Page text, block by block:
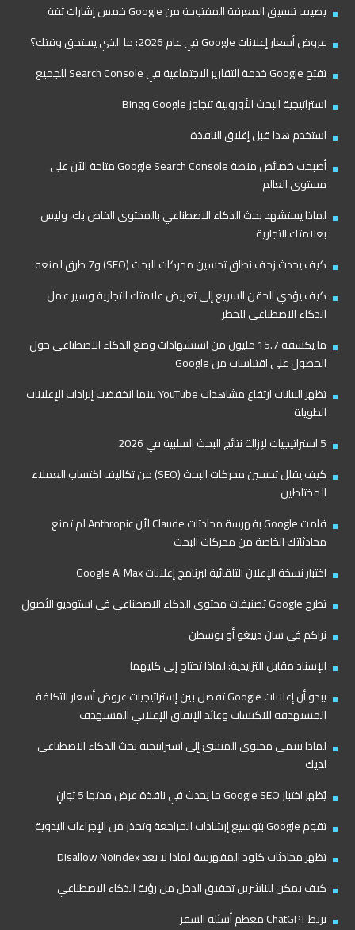
يضيف تنسيق المعرفة المفتوحة من Google خمس إشارات ثقة
عروض أسعار إعلانات Google في عام 2026: ما الذي يستحق وقتك؟
تفتح Google خدمة التقارير الاجتماعية في Search Console للجميع
استراتيجية البحث الأوروبية تتجاوز Google وBing
استخدم هذا قبل إغلاق النافذة
أصبحت خصائص منصة Google Search Console متاحة الآن على
مستوى العالم
لماذا يستشهد بحث الذكاء الاصطناعي بالمحتوى الخاص بك، وليس
بعلامتك التجارية
كيف يحدث زحف نطاق تحسين محركات البحث (SEO) و7 طرق لمنعه
كيف يؤدي الحقن السريع إلى تعريض علامتك التجارية وسير عمل
الذكاء الاصطناعي للخطر
ما يكشفه 15.7 مليون من استشهادات وضع الذكاء الاصطناعي حول
الحصول على اقتباسات من Google
تظهر البيانات ارتفاع مشاهدات YouTube بينما انخفضت إيرادات الإعلانات
الطويلة
5 استراتيجيات لإزالة نتائج البحث السلبية في 2026
كيف يقلل تحسين محركات البحث (SEO) من تكاليف اكتساب العملاء
المختلطين
قامت Google بفهرسة محادثات Claude لأن Anthropic لم تمنع
محادثاتك الخاصة من محركات البحث
اختبار نسخة الإعلان التلقائية لبرنامج إعلانات Google AI Max
تطرح Google تصنيفات محتوى الذكاء الاصطناعي في استوديو الأصول
نراكم في سان دييغو أو بوسطن
الإسناد مقابل التزايدية: لماذا تحتاج إلى كليهما
يبدو أن إعلانات Google تفصل بين إستراتيجيات عروض أسعار التكلفة
المستهدفة للاكتساب وعائد الإنفاق الإعلاني المستهدف
لماذا ينتمي محتوى المنشئ إلى استراتيجية بحث الذكاء الاصطناعي
لديك
يُظهر اختبار Google SEO ما يحدث في نافذة عرض مدتها 5 ثوانٍ
تقوم Google بتوسيع إرشادات المراجعة وتحذر من الإجراءات اليدوية
تظهر محادثات كلود المفهرسة لماذا لا يعد Disallow Noindex
كيف يمكن للناشرين تحقيق الدخل من رؤية الذكاء الاصطناعي
يربط ChatGPT معظم أسئلة السفر